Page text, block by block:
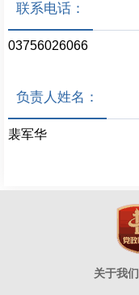
联系电话：
03756026066
负责人姓名：
裴军华
关于我们